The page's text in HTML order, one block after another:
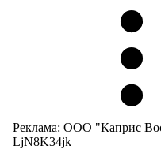
Реклама: ООО "Каприс
LjN8K34jk